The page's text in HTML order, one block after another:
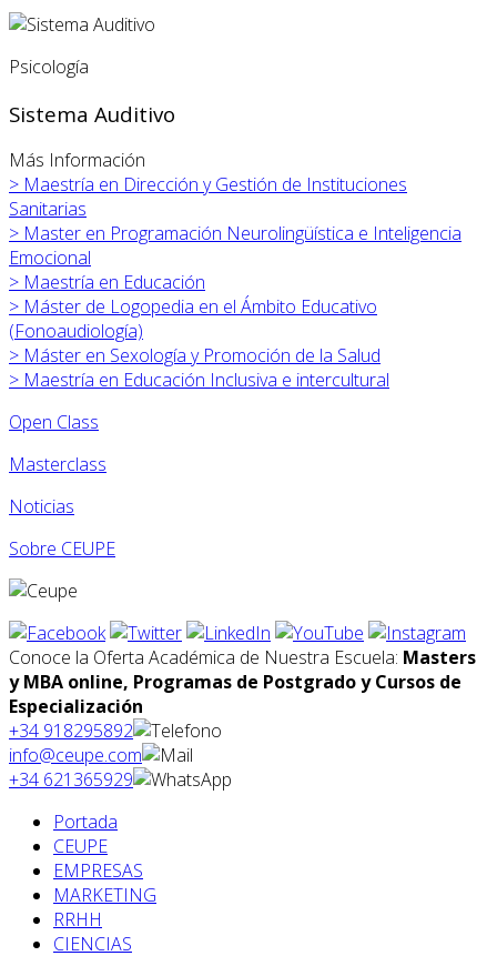
Psicología
Sistema Auditivo
Más Información
> Maestría en Dirección y Gestión de Instituciones
Sanitarias
> Master en Programación Neurolingüística e Inteligencia
Emocional
> Maestría en Educación
> Máster de Logopedia en el Ámbito Educativo
(Fonoaudiología)
> Máster en Sexología y Promoción de la Salud
> Maestría en Educación Inclusiva e intercultural
Open Class
Masterclass
Noticias
Sobre CEUPE
Conoce la Oferta Académica de Nuestra Escuela: Masters
y MBA online, Programas de Postgrado y Cursos de
Especialización
+34 918295892
info@ceupe.com
+34 621365929
Portada
CEUPE
EMPRESAS
MARKETING
RRHH
CIENCIAS